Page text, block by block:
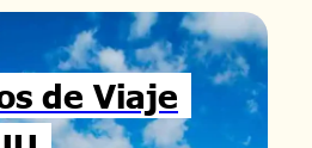
de Viaje